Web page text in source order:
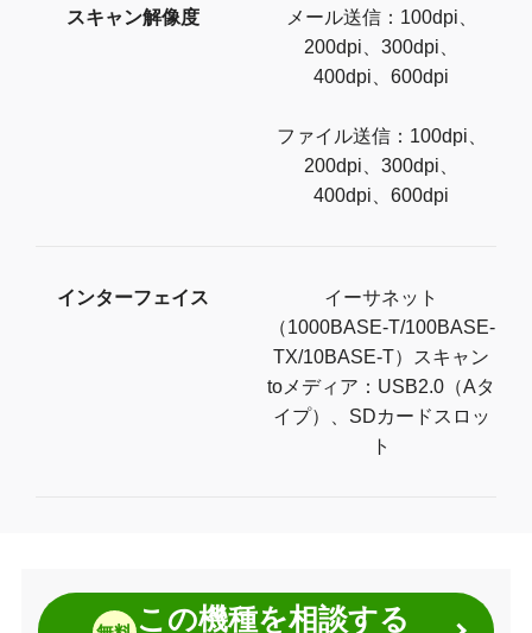
スキャン解像度
メール送信：100dpi、
200dpi、300dpi、
400dpi、600dpi
ファイル送信：100dpi、
200dpi、300dpi、
400dpi、600dpi
インターフェイス
イーサネット
（1000BASE-T/100BASE-
TX/10BASE-T）スキャン
toメディア：USB2.0（Aタ
イプ）、SDカードスロッ
ト
この機種を相談する